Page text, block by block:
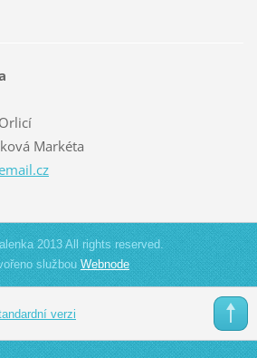
Markéta
cz
2013 All rights reserved.
službouWebnode
verzi